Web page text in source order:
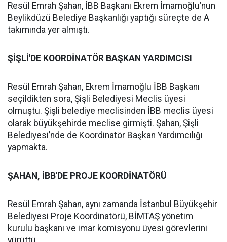
Resül Emrah Şahan, İBB Başkanı Ekrem İmamoğlu’nun
Beylikdüzü Belediye Başkanlığı yaptığı süreçte de A
takımında yer almıştı.
ŞİŞLİ'DE KOORDİNATÖR BAŞKAN YARDIMCISI
Resül Emrah Şahan, Ekrem İmamoğlu İBB Başkanı
seçildikten sora, Şişli Belediyesi Meclis üyesi
olmuştu. Şişli belediye meclisinden İBB meclis üyesi
olarak büyükşehirde meclise girmişti. Şahan, Şişli
Belediyesi’nde de Koordinatör Başkan Yardımcılığı
yapmakta.
ŞAHAN, İBB'DE PROJE KOORDİNATÖRÜ
Resül Emrah Şahan, aynı zamanda İstanbul Büyükşehir
Belediyesi Proje Koordinatörü, BİMTAŞ yönetim
kurulu başkanı ve imar komisyonu üyesi görevlerini